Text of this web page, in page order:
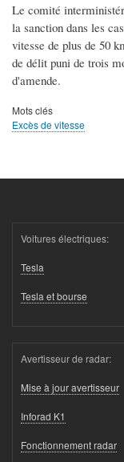
Le comité
la sanction dans les
vitesse de plus de 50
de délit puni de trois
d'amende.
Mots clés
Excès de vitesse
Voitures électriques:
Tesla
Tesla et bourse
Avertisseur de radar:
Mise à jour avertisseur
Inforad K1
Fonctionnement radar